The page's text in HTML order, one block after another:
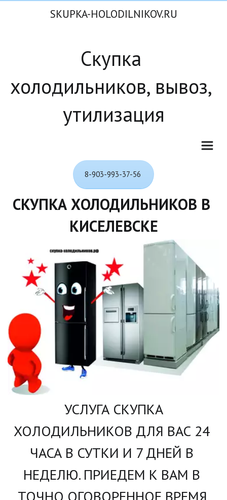
SKUPKA-HOLODILNIKOV.RU
Скупка
холодильников, вывоз,
утилизация
8-903-993-37-56
СКУПКА ХОЛОДИЛЬНИКОВ В
КИСЕЛЕВСКЕ
УСЛУГА СКУПКА
ХОЛОДИЛЬНИКОВ ДЛЯ ВАС 24
ЧАСА В СУТКИ И 7 ДНЕЙ В
НЕДЕЛЮ. ПРИЕДЕМ К ВАМ В
ТОЧНО ОГОВОРЕННОЕ ВРЕМЯ.